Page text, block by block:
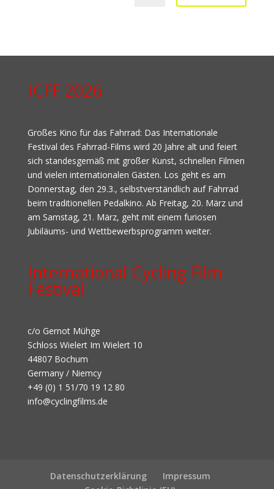
ICFF 2026
Großes Kino für das Fahrrad: Das Internationale
Festival des Fahrrad-Films wird 20 Jahre alt und feiert
sich standesgemäß mit großer Kunst, schnellen Filmen
und vielen internationalen Gästen. Los geht es am
Donnerstag, den 29.3., selbstverständlich auf Fahrrad
beim traditionellen Pedalkino. Ab Freitag, 20. März und
am Samstag, 21. März, geht mit einem furiosen
Jubiläums- und Wettbewerbsprogramm weiter.
International Cycling Film
Festival
c/o Gernot Mühge
Schloss Wielert Im Wielert 10
44807 Bochum
Germany / Niemcy
+49 (0) 1 51/70 19 12 80
info@cyclingfilms.de
Datenschutzerklärung
Impressum